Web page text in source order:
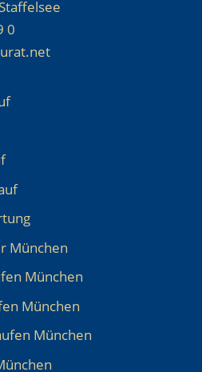
0
München
München
München
München